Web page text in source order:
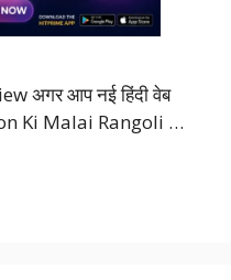
अगर आप नई हिंदी वेब
Ki Malai Rangoli …